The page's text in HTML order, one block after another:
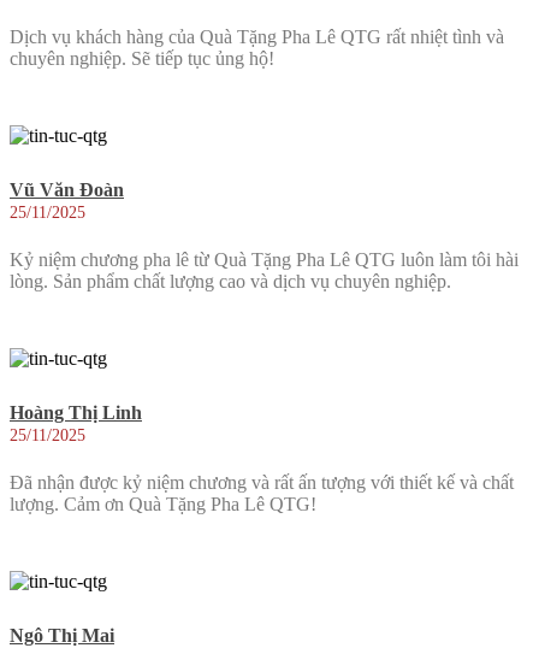
Dịch vụ khách hàng của Quà Tặng Pha Lê QTG rất nhiệt tình và
chuyên nghiệp. Sẽ tiếp tục ủng hộ!
Vũ Văn Đoàn
25/11/2025
Kỷ niệm chương pha lê từ Quà Tặng Pha Lê QTG luôn làm tôi hài
lòng. Sản phẩm chất lượng cao và dịch vụ chuyên nghiệp.
Hoàng Thị Linh
25/11/2025
Đã nhận được kỷ niệm chương và rất ấn tượng với thiết kế và chất
lượng. Cảm ơn Quà Tặng Pha Lê QTG!
Ngô Thị Mai